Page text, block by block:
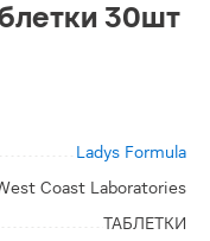
30шт
Ladys Formula
Coast Laboratories
ТАБЛЕТКИ